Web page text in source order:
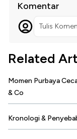
Komentar
Tulis
Related
Momen Purbaya
& Co
Kronologi &